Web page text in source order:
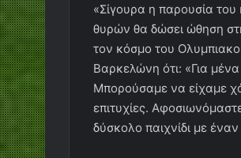
«Σίγουρα η παρουσία
θυρών θα δώσει ώθηση
τον κόσμο του
Βαρκελώνη ότι: «Για
Μπορούσαμε να είχαμε
επιτυχίες.
δύσκολο παιχνίδι με